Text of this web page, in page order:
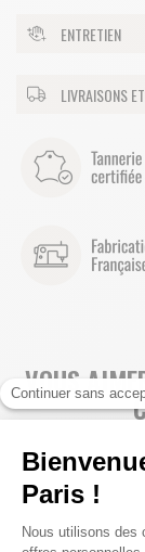
ENTRETIEN
LIVRAISONS
VOUS